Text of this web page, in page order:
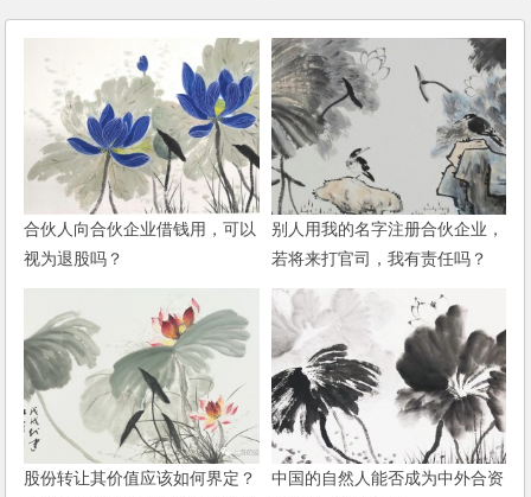
合伙人向合伙企业借钱用，可以
视为退股吗？
别人用我的名字注册合伙企业，
若将来打官司，我有责任吗？
股份转让其价值应该如何界定？
中国的自然人能否成为中外合资